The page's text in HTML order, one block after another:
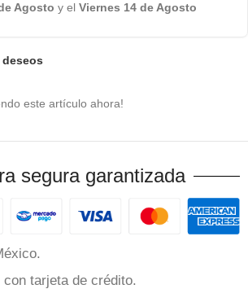
Agosto y el Viernes 14 de Agosto
este artículo ahora!
segura garantizada
con tarjeta de crédito.